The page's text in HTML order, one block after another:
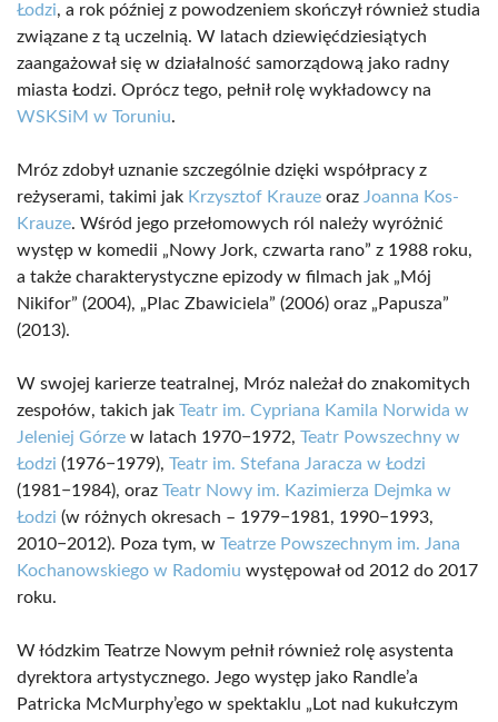
Łodzi, a rok później z powodzeniem skończył również studia
związane z tą uczelnią. W latach dziewięćdziesiątych
zaangażował się w działalność samorządową jako radny
miasta Łodzi. Oprócz tego, pełnił rolę wykładowcy na
WSKSiM w Toruniu.
Mróz zdobył uznanie szczególnie dzięki współpracy z
reżyserami, takimi jak Krzysztof Krauze oraz Joanna Kos-
Krauze. Wśród jego przełomowych ról należy wyróżnić
występ w komedii „Nowy Jork, czwarta rano” z 1988 roku,
a także charakterystyczne epizody w filmach jak „Mój
Nikifor” (2004), „Plac Zbawiciela” (2006) oraz „Papusza”
(2013).
W swojej karierze teatralnej, Mróz należał do znakomitych
zespołów, takich jak Teatr im. Cypriana Kamila Norwida w
Jeleniej Górze w latach 1970−1972, Teatr Powszechny w
Łodzi (1976−1979), Teatr im. Stefana Jaracza w Łodzi
(1981−1984), oraz Teatr Nowy im. Kazimierza Dejmka w
Łodzi (w różnych okresach – 1979−1981, 1990−1993,
2010−2012). Poza tym, w Teatrze Powszechnym im. Jana
Kochanowskiego w Radomiu występował od 2012 do 2017
roku.
W łódzkim Teatrze Nowym pełnił również rolę asystenta
dyrektora artystycznego. Jego występ jako Randle’a
Patricka McMurphy’ego w spektaklu „Lot nad kukułczym